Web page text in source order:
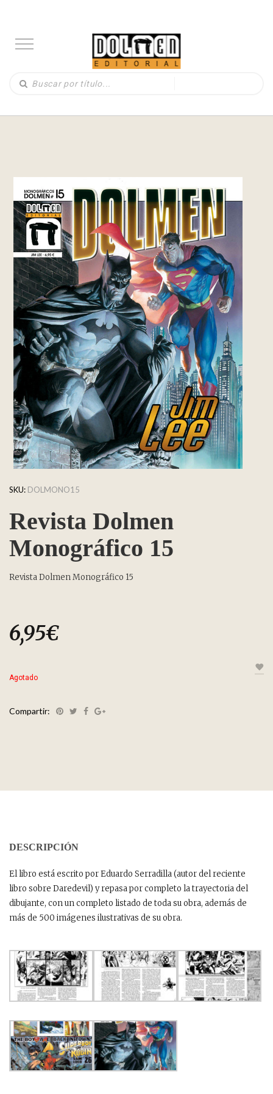
SKU: DOLMONO15
Revista Dolmen
Monográfico 15
Revista Dolmen Monográfico 15
6,95€
Agotado
Compartir:
DESCRIPCIÓN
El libro está escrito por Eduardo Serradilla (autor del reciente
libro sobre Daredevil) y repasa por completo la trayectoria del
dibujante, con un completo listado de toda su obra, además de
más de 500 imágenes ilustrativas de su obra.